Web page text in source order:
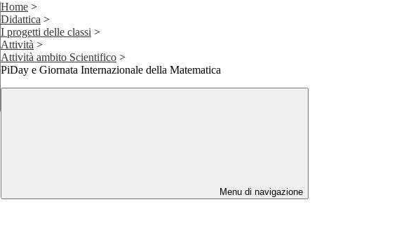
Home >
Didattica >
I progetti delle classi >
Attività >
Attività ambito Scientifico >
PiDay e Giornata Internazionale della Matematica
Menu di navigazione